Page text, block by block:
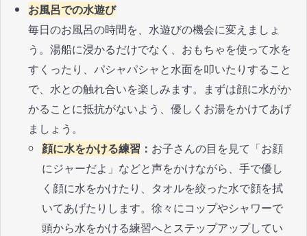
お風呂での水遊び
毎日のお風呂の時間を、水遊びの機会に変えましょ
う。湯船に浸かるだけでなく、おもちゃを使って水を
すくったり、パシャパシャと水面を叩いたりすること
で、水との触れ合いを楽しみます。まずは顔に水がか
かることに抵抗がないよう、優しくお湯をかけてあげ
ましょう。
顔に水をかける練習 ： お子さんの目を見て「お顔
にジャーだよ」などと声をかけながら、手で優し
く顔に水をかけたり、タオルを絞った水で顔を拭
いてあげたりします。徐々にコップやシャワーで
頭から水をかける練習へとステップアップしてい